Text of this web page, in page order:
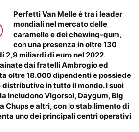
Perfetti Van Melle è tra i leader
mondiali nel mercato delle
caramelle e dei chewing-gum,
con una presenza in oltre 130
2,9 miliardi di euro nel 2022.
dai fratelli Ambrogio ed
oltre 18.000 dipendenti e possiede
in tutto il mondo. I suoi
includono Vigorsol, Daygum, Big
Chups e altri, con lo stabilimento di
uno dei principali centri operativi